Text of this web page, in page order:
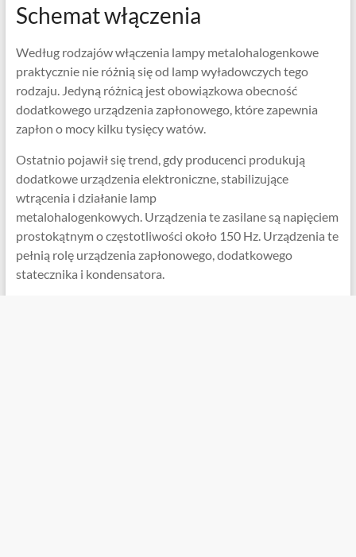
Schemat włączenia
Według rodzajów włączenia lampy metalohalogenkowe
praktycznie nie różnią się od lamp wyładowczych tego
rodzaju. Jedyną różnicą jest obowiązkowa obecność
dodatkowego urządzenia zapłonowego, które zapewnia
zapłon o mocy kilku tysięcy watów.
Ostatnio pojawił się trend, gdy producenci produkują
dodatkowe urządzenia elektroniczne, stabilizujące
wtrącenia i działanie lamp
metalohalogenkowych. Urządzenia te zasilane są napięciem
prostokątnym o częstotliwości około 150 Hz. Urządzenia te
pełnią rolę urządzenia zapłonowego, dodatkowego
statecznika i kondensatora.